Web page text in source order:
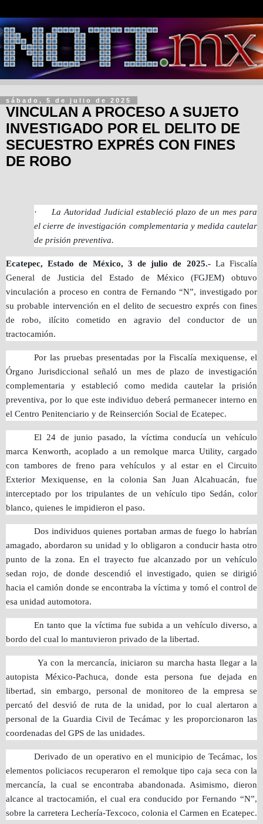
sábado, 5 de julio de 2025
VINCULAN A PROCESO A SUJETO
INVESTIGADO POR EL DELITO DE
SECUESTRO EXPRÉS CON FINES
DE ROBO
·
La Autoridad Judicial estableció plazo de un mes para
el cierre de investigación complementaria y medida cautelar
de prisión preventiva.
Ecatepec, Estado de México, 3 de julio de 2025.-La Fiscalía
General de Justicia del Estado de México (FGJEM) obtuvo
vinculación a proceso en contra de Fernando “N”, investigado por
su probable intervención en el delito de secuestro exprés con fines
de robo, ilícito cometido en agravio del conductor de un
tractocamión.
Por las pruebas presentadas por la Fiscalía mexiquense, el
Órgano Jurisdiccional señaló un mes de plazo de investigación
complementaria y estableció como medida cautelar la prisión
preventiva, por lo que este individuo deberá permanecer interno en
el Centro Penitenciario y de Reinserción Social de Ecatepec.
El 24 de junio pasado, la víctima conducía un vehículo
marca Kenworth, acoplado a un remolque marca Utility, cargado
con tambores de freno para vehículos y al estar en el Circuito
Exterior Mexiquense, en la colonia San Juan Alcahuacán, fue
interceptado por los tripulantes de un vehículo tipo Sedán, color
blanco, quienes le impidieron el paso.
Dos individuos quienes portaban armas de fuego lo habrían
amagado, abordaron su unidad y lo obligaron a conducir hasta otro
punto de la zona. En el trayecto fue alcanzado por un vehículo
sedan rojo, de donde descendió el investigado, quien se dirigió
hacia el camión donde se encontraba la víctima y tomó el control de
esa unidad automotora.
En tanto que la víctima fue subida a un vehículo diverso, a
bordo del cual lo mantuvieron privado de la libertad.
Ya con la mercancía, iniciaron su marcha hasta llegar a la
autopista México-Pachuca, donde esta persona fue dejada en
libertad, sin embargo, personal de monitoreo de la empresa se
percató del desvió de ruta de la unidad, por lo cual alertaron a
personal de la Guardia Civil de Tecámac y les proporcionaron las
coordenadas del GPS de las unidades.
Derivado de un operativo en el municipio de Tecámac, los
elementos policiacos recuperaron el remolque tipo caja seca con la
mercancía, la cual se encontraba abandonada. Asimismo, dieron
alcance al tractocamión, el cual era conducido por Fernando “N”,
sobre la carretera Lechería-Texcoco, colonia el Carmen en Ecatepec.